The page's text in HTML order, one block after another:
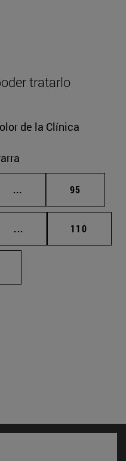
tratarlo
de la Clínica
... Páginas intermedias
Página
95
... Páginas intermedias
Página
110